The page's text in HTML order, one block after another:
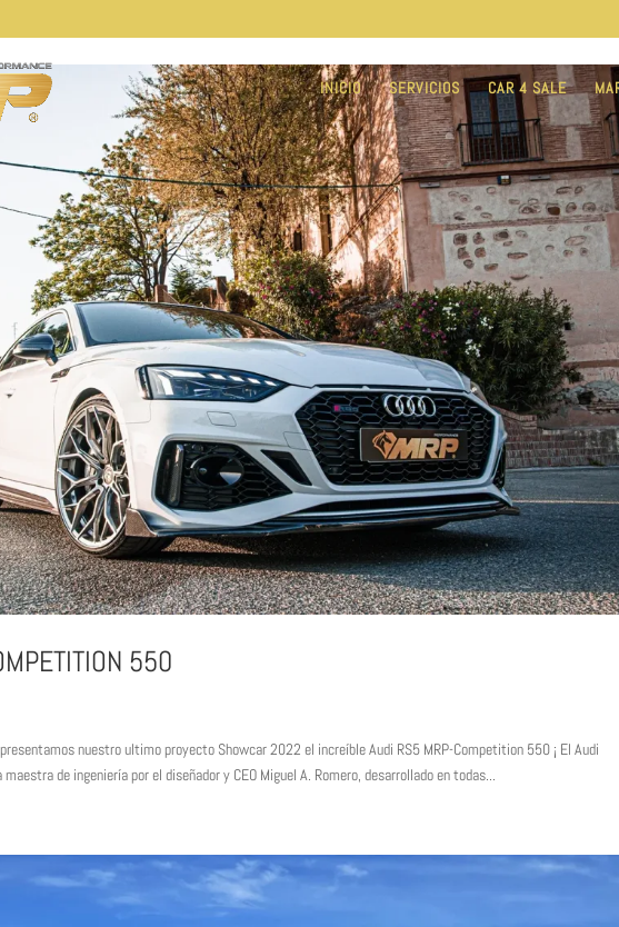
INICIO SERVICIOS CAR 4 SALE
550
nuestro ultimo proyecto Showcar 2022 el increíble Audi RS5 MRP-Competition 550 ¡ El Audi
de ingeniería por el diseñador y CEO Miguel A. Romero, desarrollado en todas...